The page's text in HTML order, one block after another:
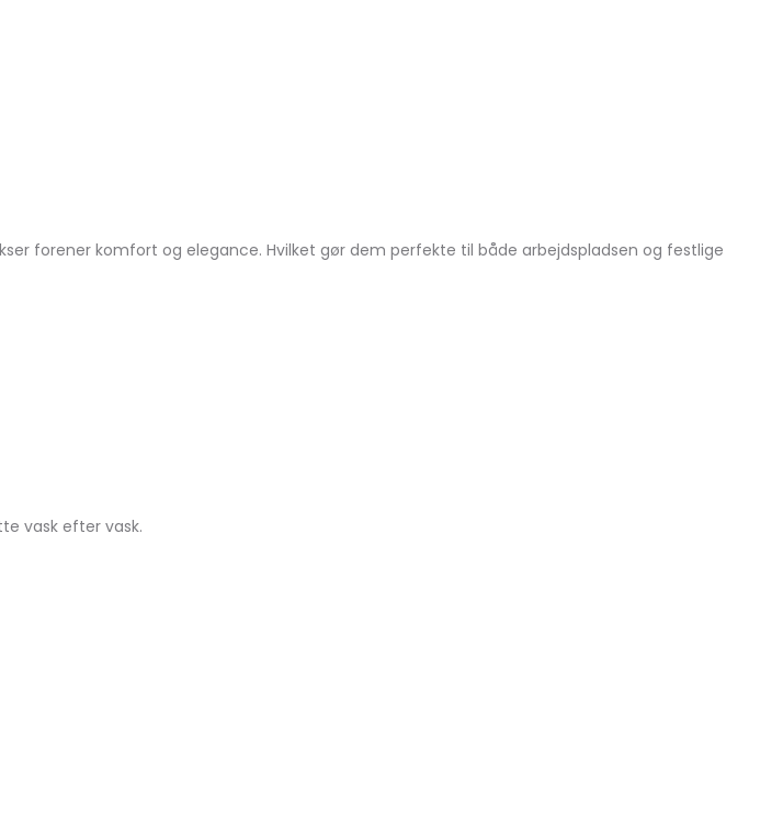
forener komfort og elegance. Hvilket gør dem perfekte til både arbejdspladsen og festlige
vask efter vask.